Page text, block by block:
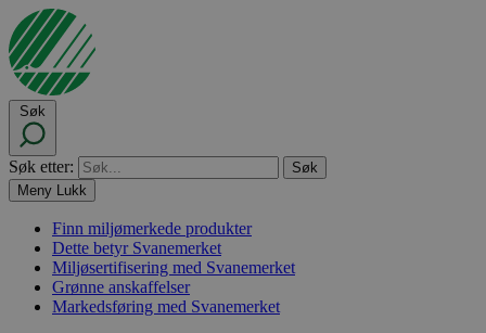
Søk
Søk etter:
Meny Lukk
Finn miljømerkede produkter
Dette betyr Svanemerket
Miljøsertifisering med Svanemerket
Grønne anskaffelser
Markedsføring med Svanemerket